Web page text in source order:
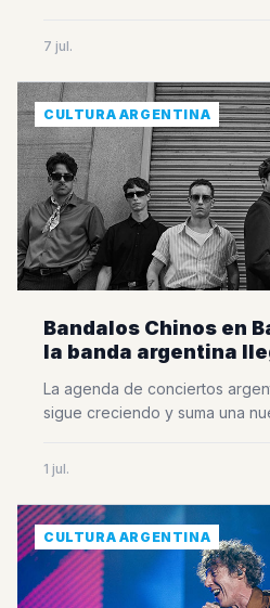
disfrutar del mejor ambiente y
elaborada a partir de la
directamente de bares,
eventos y distintos [&hellip;]
7 jul.
CULTURA ARGENTINA
Bandalos Chinos en
la banda argentina
La agenda de conciertos
sigue creciendo y suma una
bandas más importantes de la
julio de 2026 para presentar
World Tour en la Sala [&hellip;]
1 jul.
CULTURA ARGENTINA